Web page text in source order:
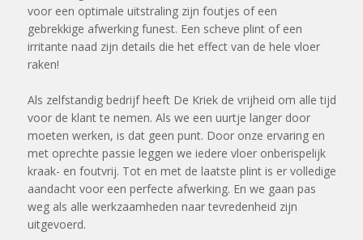
voor een optimale uitstraling zijn foutjes of een
gebrekkige afwerking funest. Een scheve plint of een
irritante naad zijn details die het effect van de hele vloer
raken!
Als zelfstandig bedrijf heeft De Kriek de vrijheid om alle tijd
voor de klant te nemen. Als we een uurtje langer door
moeten werken, is dat geen punt. Door onze ervaring en
met oprechte passie leggen we iedere vloer onberispelijk
kraak- en foutvrij. Tot en met de laatste plint is er volledige
aandacht voor een perfecte afwerking. En we gaan pas
weg als alle werkzaamheden naar tevredenheid zijn
uitgevoerd.